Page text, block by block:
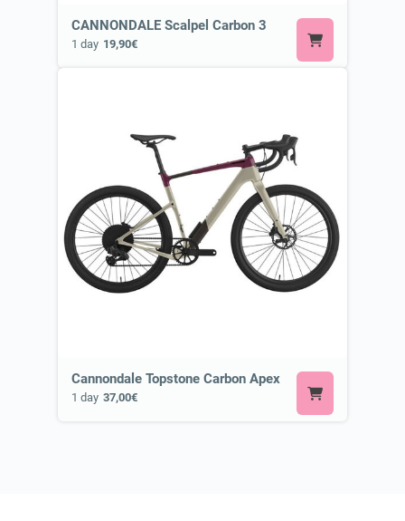
CANNONDALE Scalpel Carbon 3
1 day 19,90€
Cannondale Topstone Carbon Apex
1 day 37,00€